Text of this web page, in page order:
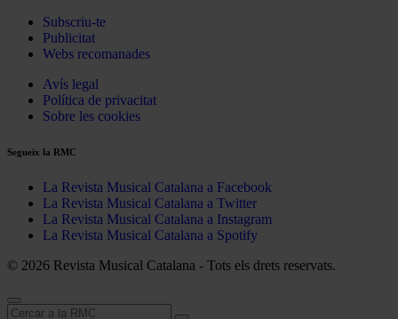
Subscriu-te
Publicitat
Webs recomanades
Avís legal
Política de privacitat
Sobre les cookies
Segueix la RMC
La Revista Musical Catalana a Facebook
La Revista Musical Catalana a Twitter
La Revista Musical Catalana a Instagram
La Revista Musical Catalana a Spotify
© 2026 Revista Musical Catalana - Tots els drets reservats.